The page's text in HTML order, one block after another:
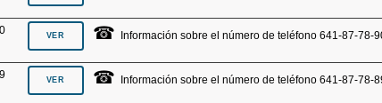
☎ Información sobre el número de teléfono 641-87-78-
☎ Información sobre el número de teléfono 641-87-78-